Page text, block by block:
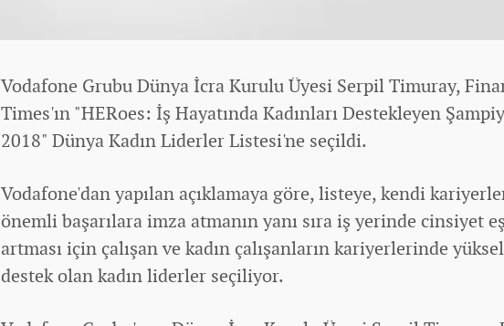
Vodafone Grubu Dünya İcra Kurulu Üyesi Serpil Timuray,
Times'ın "HERoes: İş Hayatında Kadınları Destekleyen
2018" Dünya Kadın Liderler Listesi'ne seçildi.
Vodafone'dan yapılan açıklamaya göre, listeye, kendi
önemli başarılara imza atmanın yanı sıra iş yerinde cinsiyet
artması için çalışan vekadın çalışanların kariyerlerinde
destek olan kadın liderler seçiliyor.